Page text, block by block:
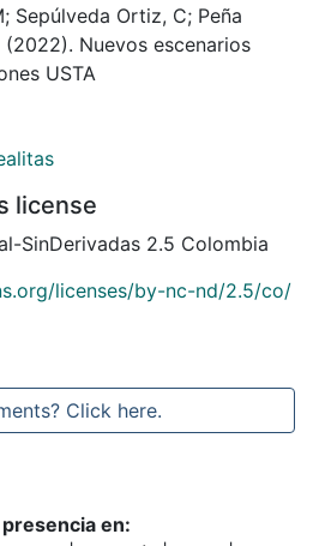
Sepúlveda Ortiz, C; Peña
(2022). Nuevos escenarios
USTA
license
SinDerivadas 2.5 Colombia
licenses/by-nc-nd/2.5/co/
Click here.
en: